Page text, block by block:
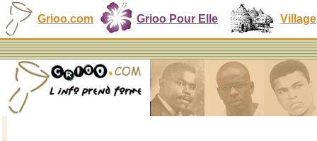
Grioo.com Grioo Pour Elle Village